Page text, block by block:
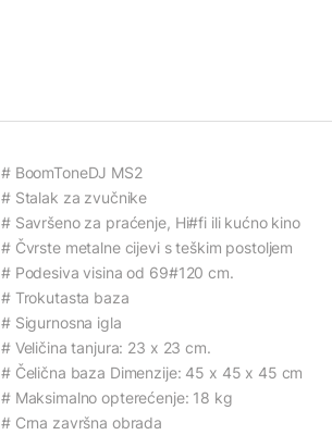
# BoomToneDJ MS2
# Stalak za zvučnike
# Savršeno za praćenje, Hi#fi ili kućno kino
# Čvrste metalne cijevi s teškim postoljem
# Podesiva visina od 69#120 cm.
# Trokutasta baza
# Sigurnosna igla
# Veličina tanjura: 23 x 23 cm.
# Čelična baza Dimenzije: 45 x 45 x 45 cm
# Maksimalno opterećenje: 18 kg
# Crna završna obrada